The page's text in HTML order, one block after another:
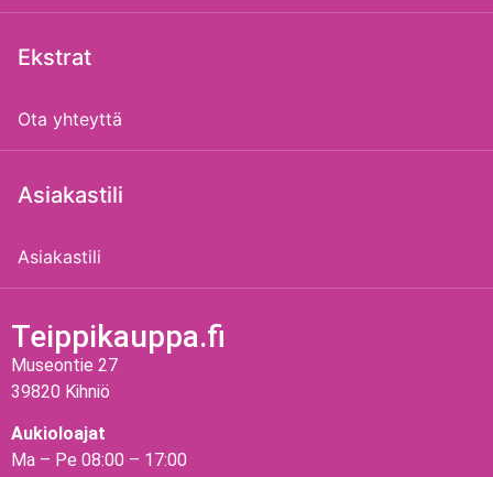
Ekstrat
Ota yhteyttä
Asiakastili
Asiakastili
Teippikauppa.fi
Museontie 27
39820 Kihniö
Aukioloajat
Ma – Pe 08:00 – 17:00